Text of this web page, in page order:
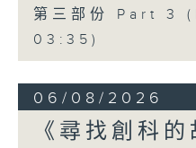
第三部份 Part 3
03:35)
06/08/2026
《尋找創科